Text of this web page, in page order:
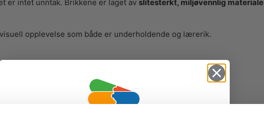
er intet unntak. Brikkene er laget av slitesterkt, miljøvennlig materiale
opplevelse som både er underholdende og lærerik.